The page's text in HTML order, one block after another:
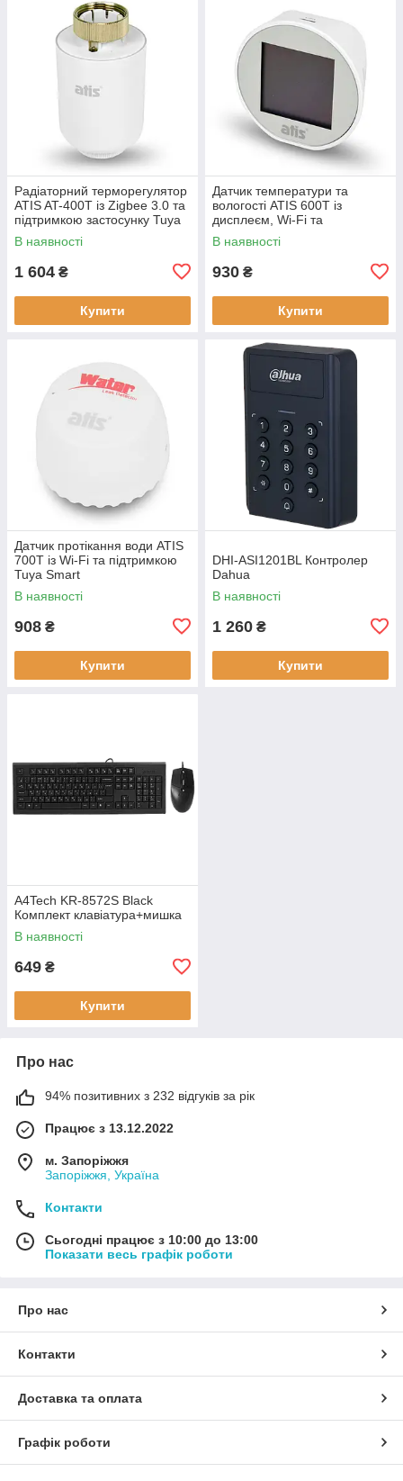
Радіаторний терморегулятор
ATIS AT-400T із Zigbee 3.0 та
підтримкою застосунку Tuya
Smart
В наявності
1 604 ₴
Купити
Датчик температури та
вологості ATIS 600T із
дисплеєм, Wi-Fi та
підтримкою Tuya Smart
В наявності
930 ₴
Купити
Датчик протікання води ATIS
700T із Wi-Fi та підтримкою
Tuya Smart
В наявності
908 ₴
Купити
DHI-ASI1201BL Контролер
Dahua
В наявності
1 260 ₴
Купити
A4Tech KR-8572S Black
Комплект клавіатура+мишка
В наявності
649 ₴
Купити
Про нас
94% позитивних з 232 відгуків за рік
Працює з 13.12.2022
м. Запоріжжя
Запоріжжя, Україна
Контакти
Сьогодні працює з 10:00 до 13:00
Показати весь графік роботи
Про нас
Контакти
Доставка та оплата
Графік роботи